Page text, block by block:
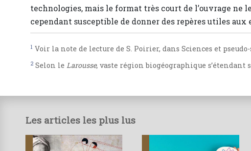
technologies, mais le format très court de l’ouvrage ne
cependant susceptible de donner des repères utiles aux
1 Voir la note de lecture de S. Poirier, dans Sciences et
2 Selon le Larousse, vaste région biogéographique s’étendant
Les articles les plus lus